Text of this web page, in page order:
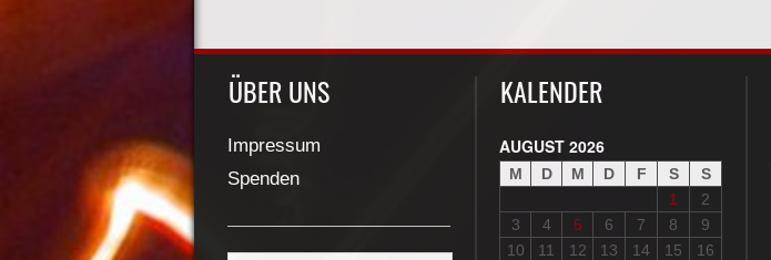
ÜBER UNS
Impressum
Spenden
KALENDER
AUGUST 2026
M D M D F S
S
1
2
3
4 5 6 7 8
9
10
11 12 13 14 15 16